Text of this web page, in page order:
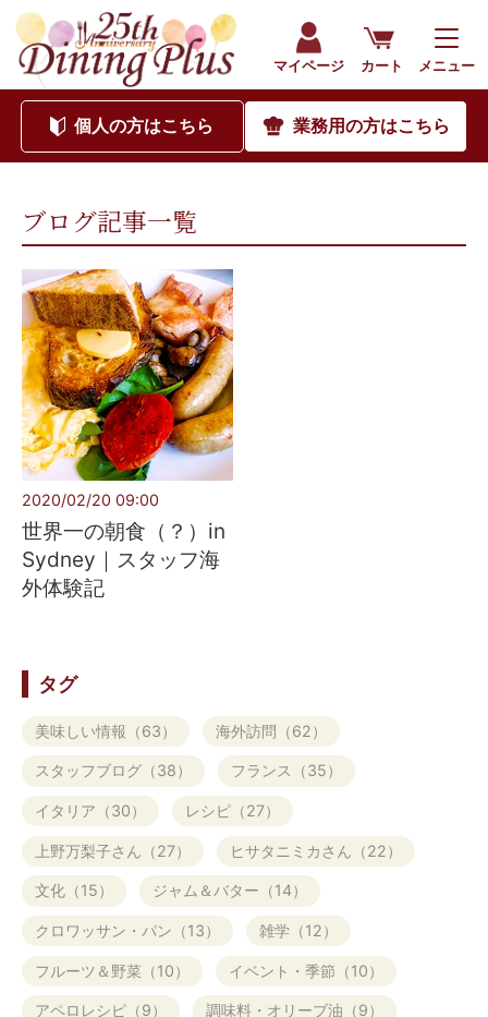
マイページ カート メニュー
個人の方はこちら 業務用の方はこちら
ブログ記事一覧
2020/02/20 09:00
世界一の朝食（？）in
Sydney｜スタッフ海
外体験記
タグ
美味しい情報（63） 海外訪問（62）
スタッフブログ（38） フランス（35）
イタリア（30） レシピ（27）
上野万梨子さん（27） ヒサタニミカさん（22）
文化（15） ジャム＆バター（14）
クロワッサン・パン（13） 雑学（12）
フルーツ＆野菜（10） イベント・季節（10）
アペロレシピ（9） 調味料・オリーブ油（9）